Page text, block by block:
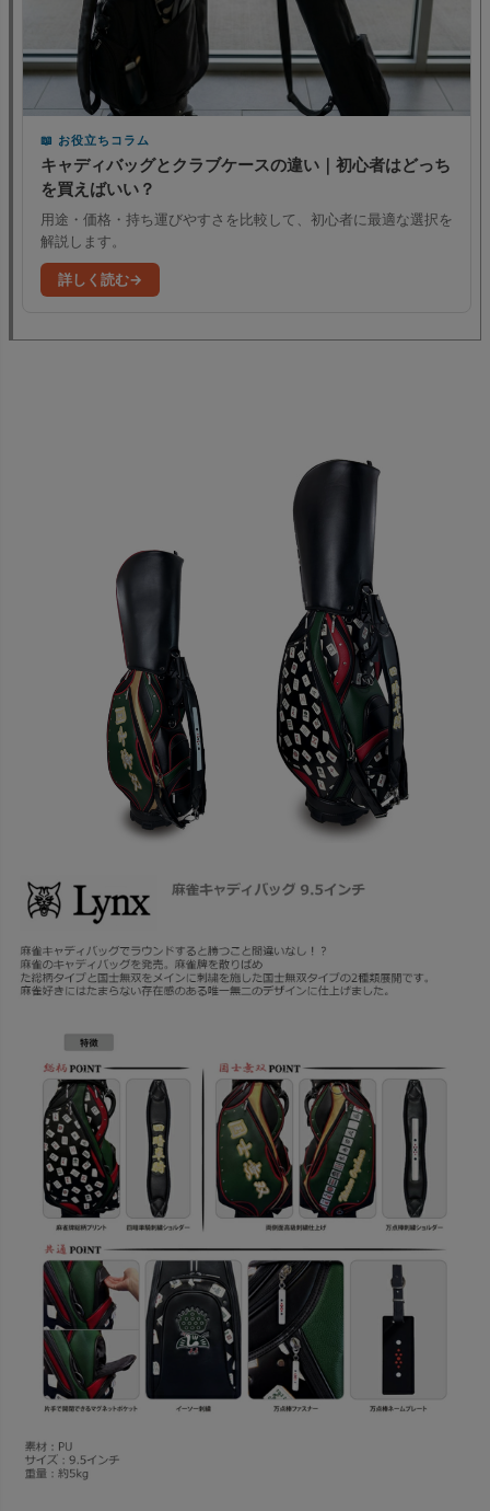
お役立ちコラム
キャディバッグとクラブケースの違い｜初心者はどっち
を買えばいい？
用途・価格・持ち運びやすさを比較して、初心者に最適な選択を
解説します。
詳しく読む